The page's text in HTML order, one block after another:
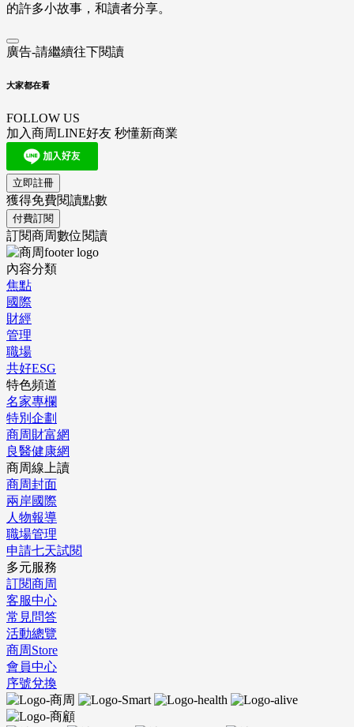
的許多小故事，和讀者分享。
廣告-請繼續往下閱讀
大家都在看
FOLLOW US
加入商周LINE好友 秒懂新商業
立即註冊
獲得免費閱讀點數
付費訂閱
訂閱商周數位閱讀
內容分類
焦點
國際
財經
管理
職場
共好ESG
特色頻道
名家專欄
特別企劃
商周財富網
良醫健康網
商周線上讀
商周封面
兩岸國際
人物報導
職場管理
申請七天試閱
多元服務
訂閱商周
客服中心
常見問答
活動總覽
商周Store
會員中心
序號兌換